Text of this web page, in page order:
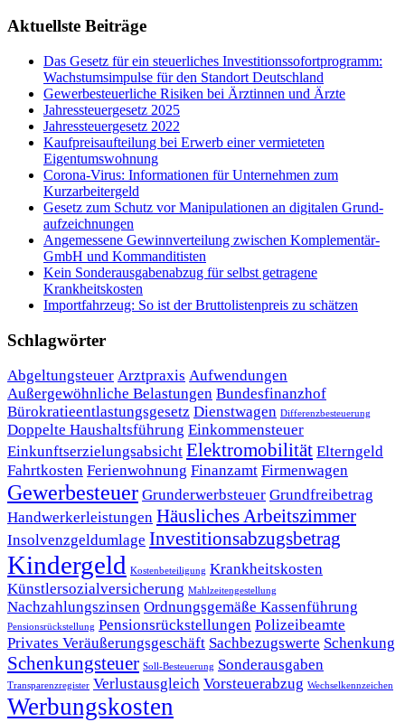
Aktuellste Beiträge
Das Gesetz für ein steuerliches Investitionssofortprogramm:
Wachstumsimpulse für den Standort Deutschland
Gewerbesteuerliche Risiken bei Ärztinnen und Ärzte
Jahressteuergesetz 2025
Jahressteuergesetz 2022
Kaufpreisaufteilung bei Erwerb einer vermieteten
Eigentumswohnung
Corona-Virus: Informationen für Unternehmen zum
Kurzarbeitergeld
Ge­setz zum Schutz vor Ma­ni­pu­la­tio­nen an di­gi­ta­len Grund­
auf­zeich­nun­gen
Angemessene Gewinnverteilung zwischen Komplementär-
GmbH und Kommanditisten
Kein Sonderausgabenabzug für selbst getragene
Krankheitskosten
Importfahrzeug: So ist der Bruttolistenpreis zu schätzen
Schlagwörter
Abgeltungsteuer Arztpraxis Aufwendungen
Außergewöhnliche Belastungen Bundesfinanzhof
Bürokratieentlastungsgesetz Dienstwagen Differenzbesteuerung
Doppelte Haushaltsführung Einkommensteuer
Einkunftserzielungsabsicht Elektromobilität Elterngeld
Fahrtkosten Ferienwohnung Finanzamt Firmenwagen
Gewerbesteuer Grunderwerbsteuer Grundfreibetrag
Handwerkerleistungen Häusliches Arbeitszimmer
Insolvenzgeldumlage Investitionsabzugsbetrag
Kindergeld Kostenbeteiligung Krankheitskosten
Künstlersozialversicherung Mahlzeitengestellung
Nachzahlungszinsen Ordnungsgemäße Kassenführung
Pensionsrückstellung Pensionsrückstellungen Polizeibeamte
Privates Veräußerungsgeschäft Sachbezugswerte Schenkung
Schenkungsteuer Soll-Besteuerung Sonderausgaben
Transparenzregister Verlustausgleich Vorsteuerabzug Wechselkennzeichen
Werbungskosten